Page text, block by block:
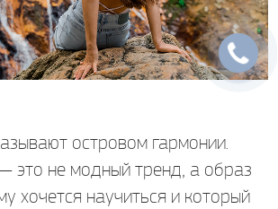
островом гармонии.
это не модный тренд, а образ
хочется научиться и который